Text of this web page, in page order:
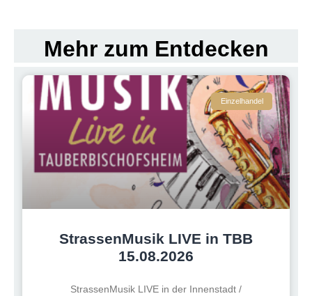
Mehr zum Entdecken
Einzelhandel
StrassenMusik LIVE in TBB
15.08.2026
StrassenMusik LIVE in der Innenstadt /